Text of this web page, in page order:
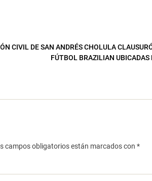
CIVIL DE SAN ANDRÉS CHOLULA
FÚTBOL BRAZILIAN UBICADAS
campos obligatorios están marcados con *